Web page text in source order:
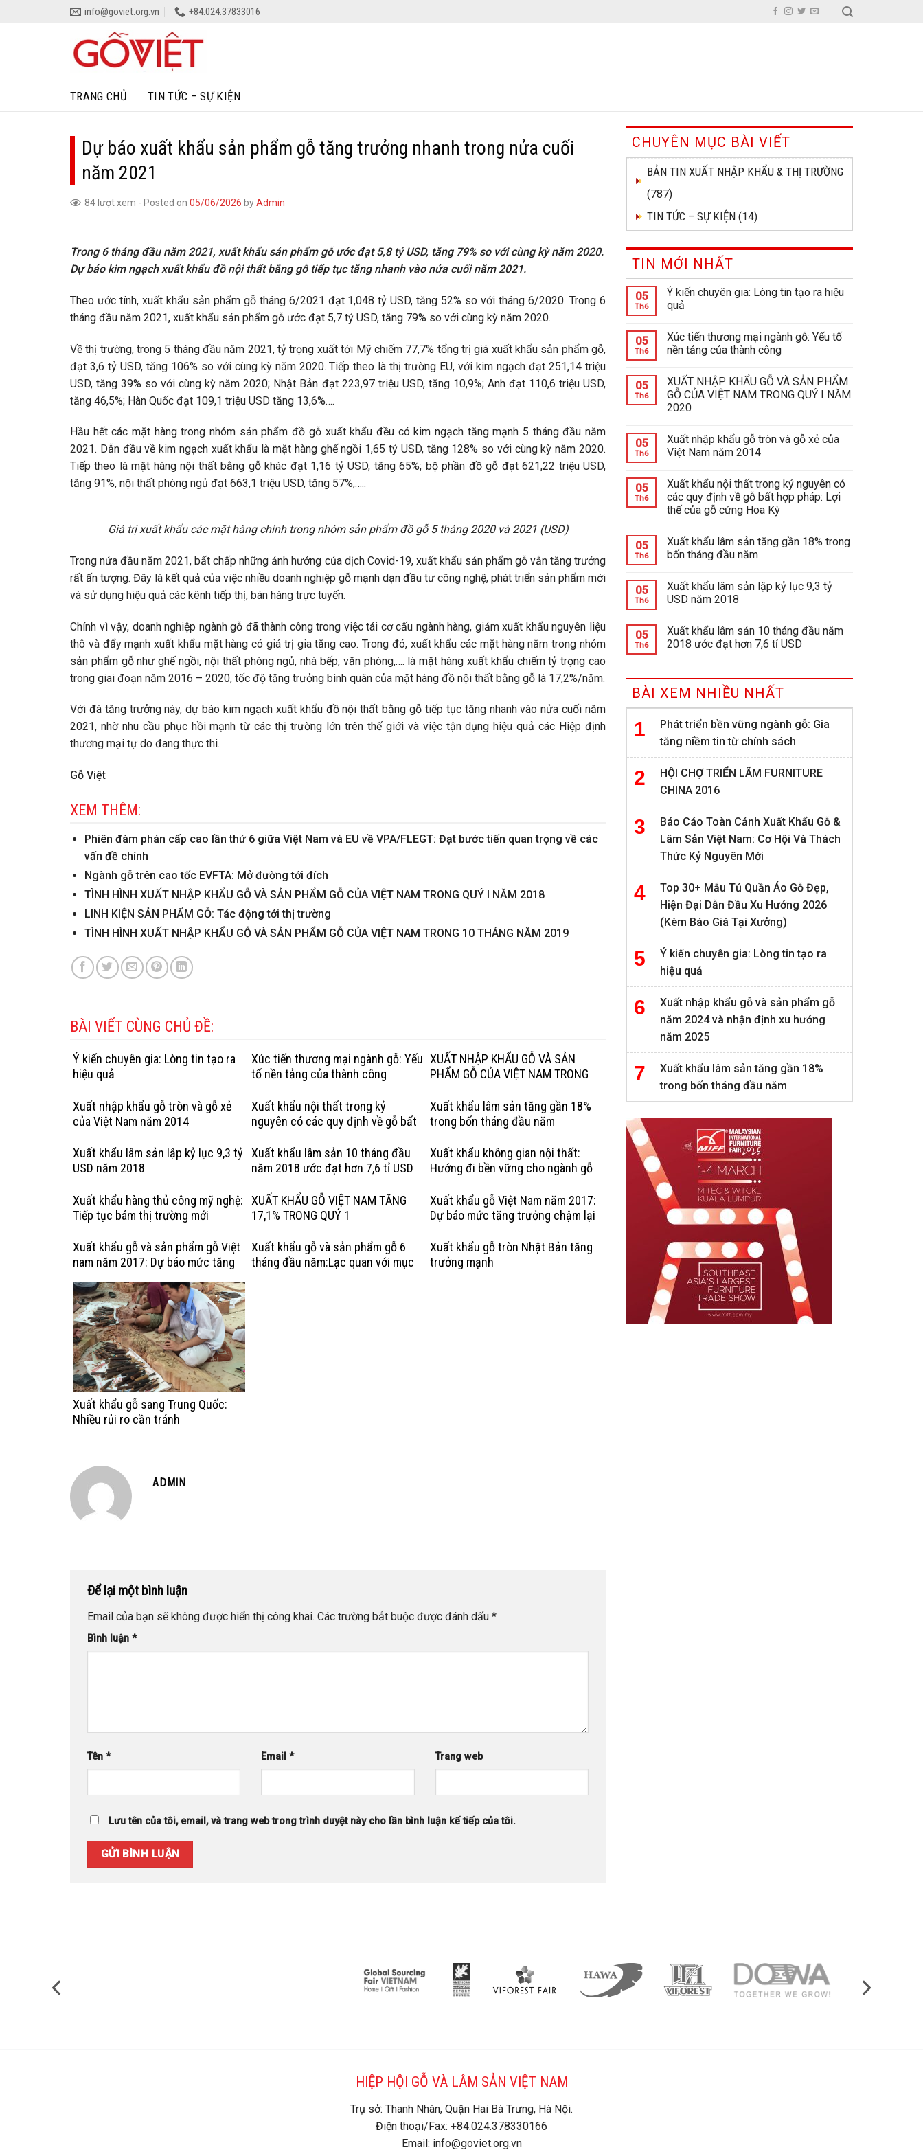
info@goviet.org.vn +84.024.37833016
TRANG CHỦ TIN TỨC – SỰ KIỆN
Dự báo xuất khẩu sản phẩm gỗ tăng trưởng nhanh trong nửa cuối
năm 2021
84 lượt xem - Posted on 05/06/2026 byAdmin
Trong 6 tháng đầu năm 2021, xuất khẩu sản phẩm gỗ ước đạt 5,8 tỷ USD, tăng 79% so với cùng kỳ năm 2020.
Dự báo kim ngạch xuất khẩu đồ nội thất bằng gỗ tiếp tục tăng nhanh vào nửa cuối năm 2021.
Theo ước tính, xuất khẩu sản phẩm gỗ tháng 6/2021 đạt 1,048 tỷ USD, tăng 52% so với tháng 6/2020. Trong 6
tháng đầu năm 2021, xuất khẩu sản phẩm gỗ ước đạt 5,7 tỷ USD, tăng 79% so với cùng kỳ năm 2020.
Về thị trường, trong 5 tháng đầu năm 2021, tỷ trọng xuất tới Mỹ chiếm 77,7% tổng trị giá xuất khẩu sản phẩm gỗ,
đạt 3,6 tỷ USD, tăng 106% so với cùng kỳ năm 2020. Tiếp theo là thị trường EU, với kim ngạch đạt 251,14 triệu
USD, tăng 39% so với cùng kỳ năm 2020; Nhật Bản đạt 223,97 triệu USD, tăng 10,9%; Anh đạt 110,6 triệu USD,
tăng 46,5%; Hàn Quốc đạt 109,1 triệu USD tăng 13,6%….
Hầu hết các mặt hàng trong nhóm sản phẩm đồ gỗ xuất khẩu đều có kim ngạch tăng mạnh 5 tháng đầu năm
2021. Dẫn đầu về kim ngạch xuất khẩu là mặt hàng ghế ngồi 1,65 tỷ USD, tăng 128% so với cùng kỳ năm 2020.
Tiếp theo là mặt hàng nội thất bằng gỗ khác đạt 1,16 tỷ USD, tăng 65%; bộ phần đồ gỗ đạt 621,22 triệu USD,
tăng 91%, nội thất phòng ngủ đạt 663,1 triệu USD, tăng 57%,…..
Giá trị xuất khẩu các mặt hàng chính trong nhóm sản phẩm đồ gỗ 5 tháng 2020 và 2021 (USD)
Trong nửa đầu năm 2021, bất chấp những ảnh hưởng của dịch Covid-19, xuất khẩu sản phẩm gỗ vẫn tăng trưởng
rất ấn tượng. Đây là kết quả của việc nhiều doanh nghiệp gỗ mạnh dạn đầu tư công nghệ, phát triển sản phẩm mới
và sử dụng hiệu quả các kênh tiếp thị, bán hàng trực tuyến.
Chính vì vậy, doanh nghiệp ngành gỗ đã thành công trong việc tái cơ cấu ngành hàng, giảm xuất khẩu nguyên liệu
thô và đẩy mạnh xuất khẩu mặt hàng có giá trị gia tăng cao. Trong đó, xuất khẩu các mặt hàng nằm trong nhóm
sản phẩm gỗ như ghế ngồi, nội thất phòng ngủ, nhà bếp, văn phòng,…. là mặt hàng xuất khẩu chiếm tỷ trọng cao
trong giai đoạn năm 2016 – 2020, tốc độ tăng trưởng bình quân của mặt hàng đồ nội thất bằng gỗ là 17,2%/năm.
Với đà tăng trưởng này, dự báo kim ngạch xuất khẩu đồ nội thất bằng gỗ tiếp tục tăng nhanh vào nửa cuối năm
2021, nhờ nhu cầu phục hồi mạnh từ các thị trường lớn trên thế giới và việc tận dụng hiệu quả các Hiệp định
thương mại tự do đang thực thi.
Gỗ Việt
XEM THÊM:
Phiên đàm phán cấp cao lần thứ 6 giữa Việt Nam và EU về VPA/FLEGT: Đạt bước tiến quan trọng về các
vấn đề chính
Ngành gỗ trên cao tốc EVFTA: Mở đường tới đích
TÌNH HÌNH XUẤT NHẬP KHẨU GỖ VÀ SẢN PHẨM GỖ CỦA VIỆT NAM TRONG QUÝ I NĂM 2018
LINH KIỆN SẢN PHẨM GỖ: Tác động tới thị trường
TÌNH HÌNH XUẤT NHẬP KHẨU GỖ VÀ SẢN PHẨM GỖ CỦA VIỆT NAM TRONG 10 THÁNG NĂM 2019
BÀI VIẾT CÙNG CHỦ ĐỀ:
Ý kiến chuyên gia: Lòng tin tạo ra
hiệu quả
Xúc tiến thương mại ngành gỗ: Yếu
tố nền tảng của thành công
XUẤT NHẬP KHẨU GỖ VÀ SẢN
PHẨM GỖ CỦA VIỆT NAM TRONG
Xuất nhập khẩu gỗ tròn và gỗ xẻ
của Việt Nam năm 2014
Xuất khẩu nội thất trong kỷ
nguyên có các quy định về gỗ bất
Kỳ
Xuất khẩu lâm sản tăng gần 18%
trong bốn tháng đầu năm
Xuất khẩu lâm sản lập kỷ lục 9,3 tỷ
USD năm 2018
Xuất khẩu lâm sản 10 tháng đầu
năm 2018 ước đạt hơn 7,6 tỉ USD
Xuất khẩu không gian nội thất:
Hướng đi bền vững cho ngành gỗ
Xuất khẩu hàng thủ công mỹ nghệ:
Tiếp tục bám thị trường mới
XUẤT KHẨU GỖ VIỆT NAM TĂNG
17,1% TRONG QUÝ 1
Xuất khẩu gỗ Việt Nam năm 2017:
Dự báo mức tăng trưởng chậm lại
Xuất khẩu gỗ và sản phẩm gỗ Việt
nam năm 2017: Dự báo mức tăng
Xuất khẩu gỗ và sản phẩm gỗ 6
tháng đầu năm:Lạc quan với mục
Xuất khẩu gỗ tròn Nhật Bản tăng
trưởng mạnh
Xuất khẩu gỗ sang Trung Quốc:
Nhiều rủi ro cần tránh
ADMIN
Để lại một bình luận
Email của bạn sẽ không được hiển thị công khai. Các trường bắt buộc được đánh dấu *
Bình luận *
Tên * Email* Trang web
Lưu tên của tôi, email, và trang web trong trình duyệt này cho lần bình luận kế tiếp của tôi.
CHUYÊN MỤC BÀI VIẾT
BẢN TIN XUẤT NHẬP KHẨU & THỊ TRƯỜNG
(787)
TIN TỨC – SỰ KIỆN (14)
TIN MỚI NHẤT
05
Th6
Ý kiến chuyên gia: Lòng tin tạo ra hiệu
quả
05
Th6
Xúc tiến thương mại ngành gỗ: Yếu tố
nền tảng của thành công
05
Th6
XUẤT NHẬP KHẨU GỖ VÀ SẢN PHẨM
GỖ CỦA VIỆT NAM TRONG QUÝ I NĂM
2020
05
Th6
Xuất nhập khẩu gỗ tròn và gỗ xẻ của
Việt Nam năm 2014
05
Th6
Xuất khẩu nội thất trong kỷ nguyên có
các quy định về gỗ bất hợp pháp: Lợi
thế của gỗ cứng Hoa Kỳ
05
Th6
Xuất khẩu lâm sản tăng gần 18% trong
bốn tháng đầu năm
05
Th6
Xuất khẩu lâm sản lập kỷ lục 9,3 tỷ
USD năm 2018
05
Th6
Xuất khẩu lâm sản 10 tháng đầu năm
2018 ước đạt hơn 7,6 tỉ USD
BÀI XEM NHIỀU NHẤT
Phát triển bền vững ngành gỗ: Gia
tăng niềm tin từ chính sách
HỘI CHỢ TRIỂN LÃM FURNITURE
CHINA 2016
Báo Cáo Toàn Cảnh Xuất Khẩu Gỗ &
Lâm Sản Việt Nam: Cơ Hội Và Thách
Thức Kỷ Nguyên Mới
Top 30+ Mẫu Tủ Quần Áo Gỗ Đẹp,
Hiện Đại Dẫn Đầu Xu Hướng 2026
(Kèm Báo Giá Tại Xưởng)
Ý kiến chuyên gia: Lòng tin tạo ra
hiệu quả
Xuất nhập khẩu gỗ và sản phẩm gỗ
năm 2024 và nhận định xu hướng
năm 2025
Xuất khẩu lâm sản tăng gần 18%
trong bốn tháng đầu năm
HIỆP HỘI GỖ VÀ LÂM SẢN VIỆT NAM
Trụ sở: Thanh Nhàn, Quận Hai Bà Trưng, Hà Nội.
Điện thoại/Fax: +84.024.378330166
Email: info@goviet.org.vn